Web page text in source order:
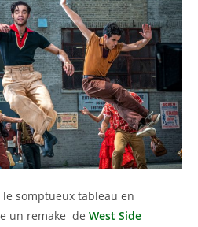
le somptueux tableau en
un remake de West Side